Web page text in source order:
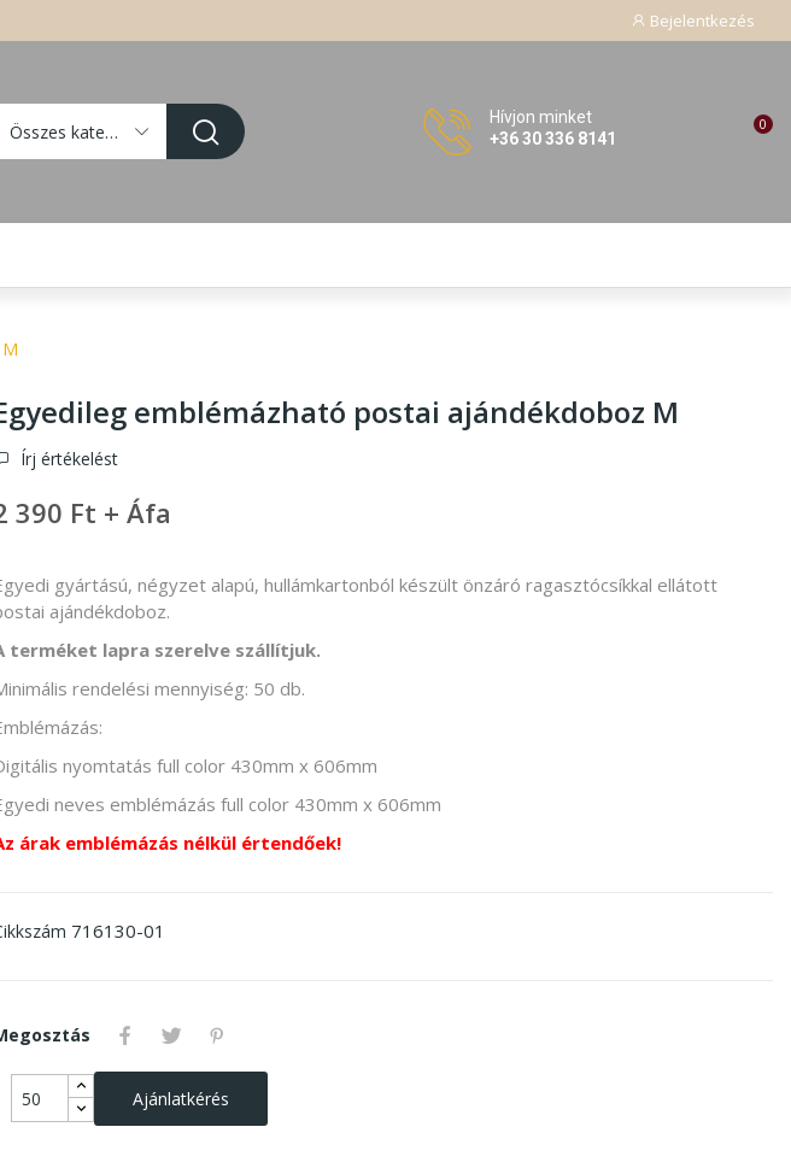
Bejelentkezés
Összes kategória
Hívjon minket
+36 30 336 8141
0
emblémázható postai ajándékdoboz M
Írj értékelést
390 Ft + Áfa
gyártású, négyzet alapú, hullámkartonból készült önzáró ragasztócsíkkal ellátott
ajándékdoboz.
terméket lapra szerelve szállítjuk.
rendelési mennyiség: 50 db.
nyomtatás full color 430mm x 606mm
neves emblémázás full color 430mm x 606mm
árak emblémázás nélkül értendőek!
716130-01
Ajánlatkérés